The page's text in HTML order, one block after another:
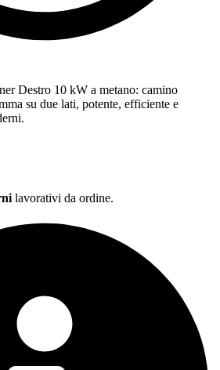
Destro 10 kW a metano: camino
su due lati, potente, efficiente e
lavorativi da ordine.